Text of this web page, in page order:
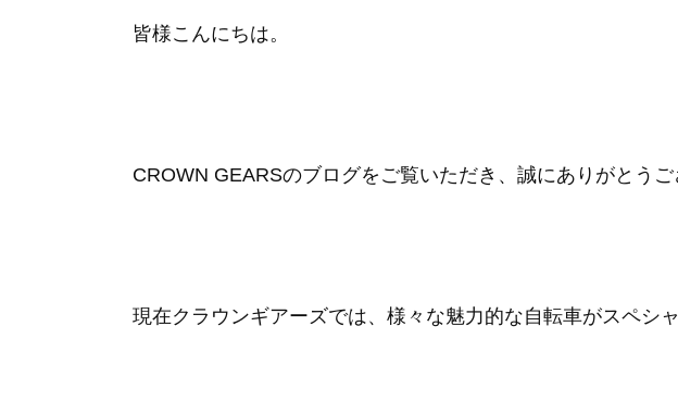
皆様こんにちは。
CROWN GEARSのブログをご覧いただき、誠にありがとうご
現在クラウンギアーズでは、様々な魅力的な自転車がスペシ